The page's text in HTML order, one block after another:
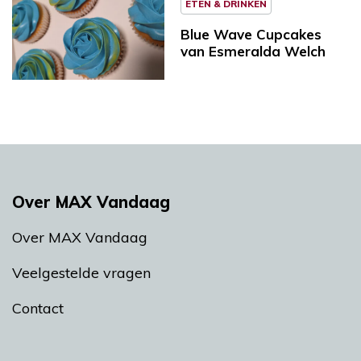
ETEN & DRINKEN
Blue Wave Cupcakes
van Esmeralda Welch
Over MAX Vandaag
Over MAX Vandaag
Veelgestelde vragen
Contact